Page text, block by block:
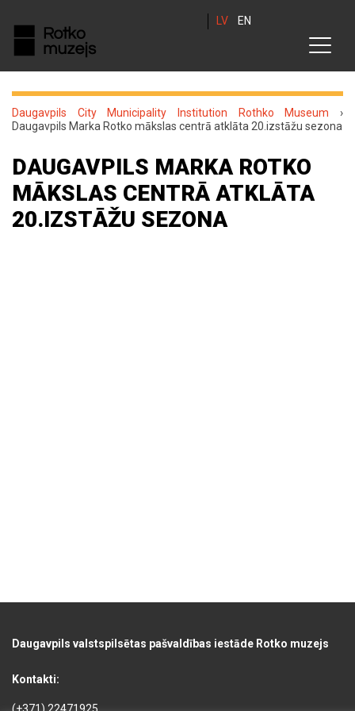
LV EN
Daugavpils City Municipality Institution Rothko Museum ›
Daugavpils Marka Rotko mākslas centrā atklāta 20.izstāžu sezona
DAUGAVPILS MARKA ROTKO
MĀKSLAS CENTRĀ ATKLĀTA
20.IZSTĀŽU SEZONA
Daugavpils valstspilsētas pašvaldības iestāde Rotko muzejs
Kontakti: